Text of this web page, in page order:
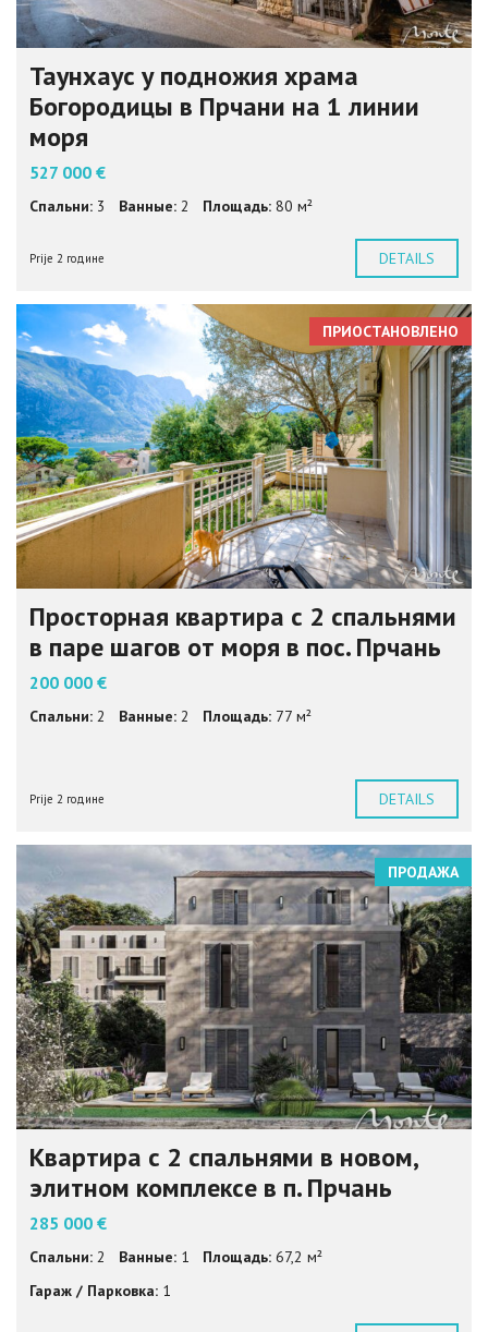
Таунхаус у подножия храма
Богородицы в Прчани на 1 линии
моря
527 000 €
Спальни: 3 Ванные: 2 Площадь: 80 м²
Prije 2 године DETAILS
ПРИОСТАНОВЛЕНО
Просторная квартира с 2 спальнями
в паре шагов от моря в пос. Прчань
200 000 €
Спальни: 2 Ванные: 2 Площадь: 77 м²
Prije 2 године DETAILS
ПРОДАЖА
Квартира с 2 спальнями в новом,
элитном комплексе в п. Прчань
285 000 €
Спальни: 2 Ванные: 1 Площадь: 67,2 м²
Гараж / Парковка: 1